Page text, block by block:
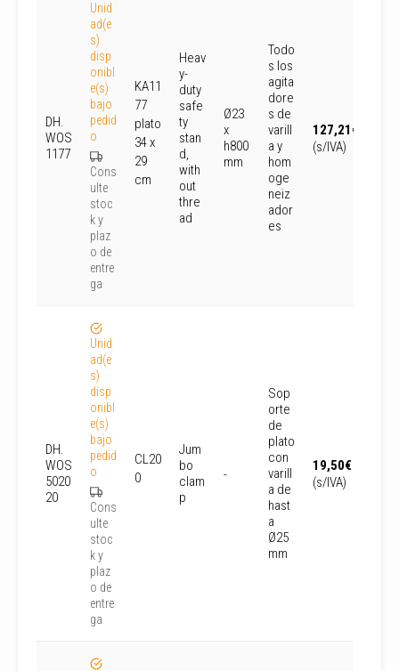
DH.
WOS
1177
Unid
ad(e
s)
disp
onibl
e(s)
bajo
pedid
o
Cons
ulte
stoc
k y
plaz
o de
entre
ga
KA11
77
plato
34 x
29
cm
Heav
y-
duty
safe
ty
stan
d,
with
out
thre
ad
Ø23
x
h800
mm
Todo
s los
agita
dore
s de
varill
a y
hom
oge
neiz
ador
es
127,21 €
(s/IVA)
DH.
WOS
5020
20
Unid
ad(e
s)
disp
onibl
e(s)
bajo
pedid
o
Cons
ulte
stoc
k y
plaz
o de
entre
ga
CL20
0
Jum
bo
clam
p
-
Sop
orte
de
plato
con
varill
a de
hast
a
Ø25
mm
19,50€
(s/IVA)